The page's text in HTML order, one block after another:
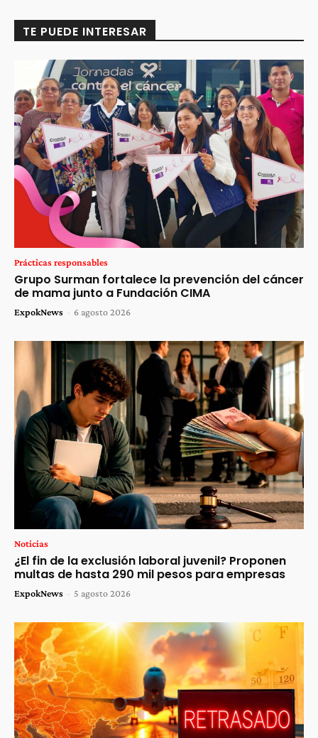
TE PUEDE INTERESAR
Prácticas responsables
Grupo Surman fortalece la prevención del cáncer
de mama junto a Fundación CIMA
ExpokNews - 6 agosto 2026
Noticias
¿El fin de la exclusión laboral juvenil? Proponen
multas de hasta 290 mil pesos para empresas
ExpokNews - 5 agosto 2026